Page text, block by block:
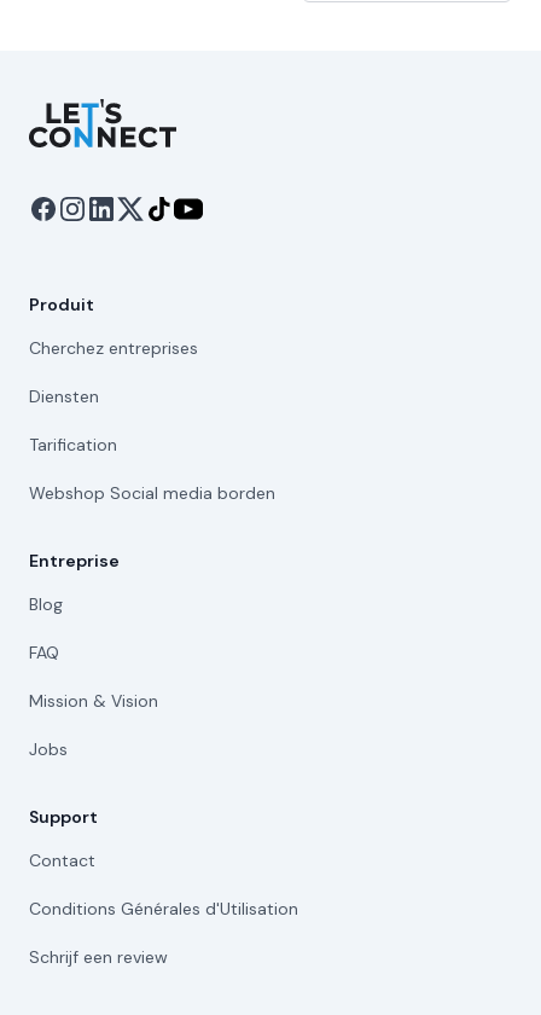
Let's Connect
Produit
Cherchez entreprises
Diensten
Tarification
Webshop Social media borden
Entreprise
Blog
FAQ
Mission & Vision
Jobs
Support
Contact
Conditions Générales d'Utilisation
Schrijf een review